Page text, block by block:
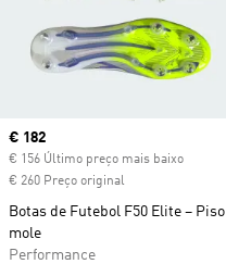
Current price
€ 182
€ 156 Último preço mais baixo
€ 260 Preço original
Botas de Futebol F50 Elite – Piso
mole
Performance